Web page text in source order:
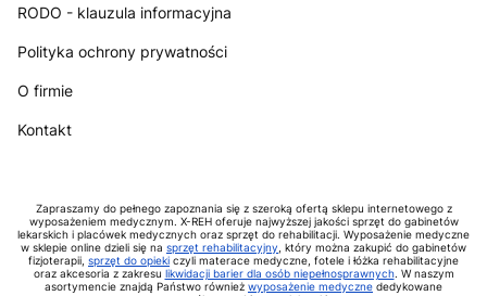
RODO - klauzula informacyjna
Polityka ochrony prywatności
O firmie
Kontakt
Zapraszamy do pełnego zapoznania się z szeroką ofertą sklepu internetowego z
wyposażeniem medycznym. X-REH oferuje najwyższej jakości sprzęt do gabinetów
lekarskich i placówek medycznych oraz sprzęt do rehabilitacji. Wyposażenie medyczne
w sklepie online dzieli się na sprzęt rehabilitacyjny , który można zakupić do gabinetów
fizjoterapii, sprzęt do opieki czyli materace medyczne, fotele i łóżka rehabilitacyjne
oraz akcesoria z zakresu likwidacji barier dla osób niepełnosprawnych. W naszym
asortymencie znajdą Państwo również wyposażenie medyczne dedykowane